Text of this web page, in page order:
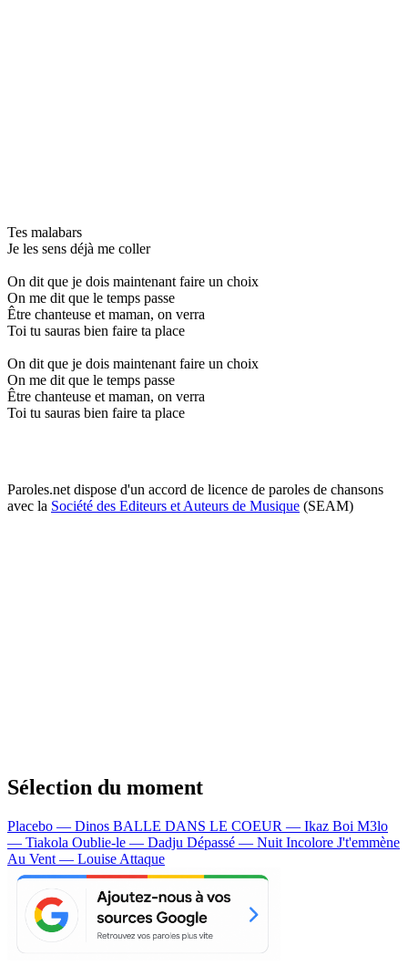
Tes malabars
Je les sens déjà me coller
On dit que je dois maintenant faire un choix
On me dit que le temps passe
Être chanteuse et maman, on verra
Toi tu sauras bien faire ta place
On dit que je dois maintenant faire un choix
On me dit que le temps passe
Être chanteuse et maman, on verra
Toi tu sauras bien faire ta place
Paroles.net dispose d'un accord de licence de paroles de chansons
avec la Société des Editeurs et Auteurs de Musique (SEAM)
Sélection du moment
Placebo — Dinos BALLE DANS LE COEUR — Ikaz Boi M3lo
— Tiakola Oublie-le — Dadju Dépassé — Nuit Incolore J't'emmène
Au Vent — Louise Attaque